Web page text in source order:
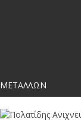
Η
ΜΕΤΑΛΛΩΝ